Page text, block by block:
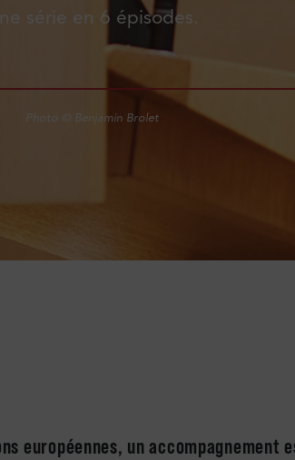
série en 6 épisodes.
Photo © Benjamin Brolet
européennes, un